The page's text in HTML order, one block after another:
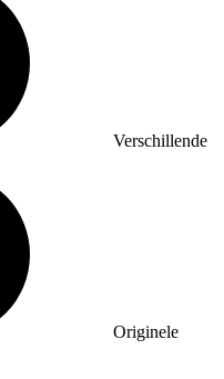
Verschillende
Originele